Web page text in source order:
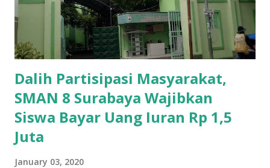
Dalih Partisipasi Masyarakat,
SMAN 8 Surabaya Wajibkan
Siswa Bayar Uang Iuran Rp 1,5
Juta
January 03, 2020